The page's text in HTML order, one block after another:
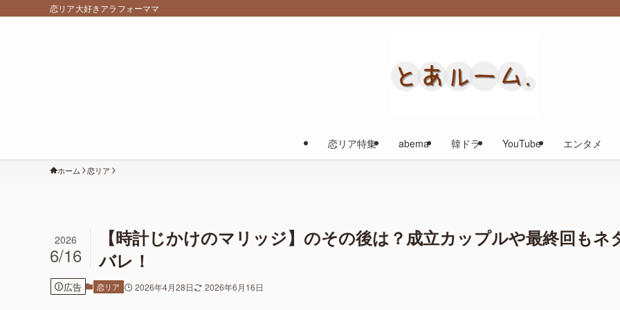
恋リア大好きアラフォーママ
恋リア特集 abema 韓ドラ YouTube エンタメ
ホーム 恋リア
【時計じかけのマリッジ】のその後は？成立カップルや最終回もネ
バレ！
2026
6/16
広告 恋リア 2026年4月28日 2026年6月16日